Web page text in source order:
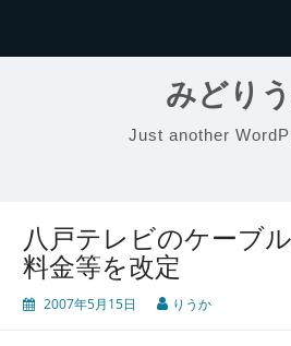
みどり
Just another
八戸テレビのケーブ
料金等を改定
2007年5月15日 りうか